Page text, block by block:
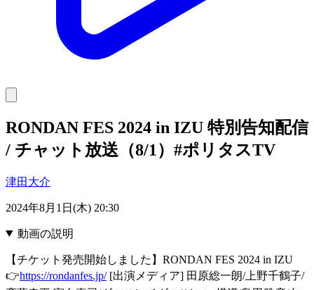
RONDAN FES 2024 in IZU 特別告知配信
/ チャット放送（8/1）#ポリタスTV
津田大介
2024年8月1日(木) 20:30
動画の説明
【チケット発売開始しました】RONDAN FES 2024 in IZU
👉https://rondanfes.jp/[出演メディア] 田原総一朗/上野千鶴子/